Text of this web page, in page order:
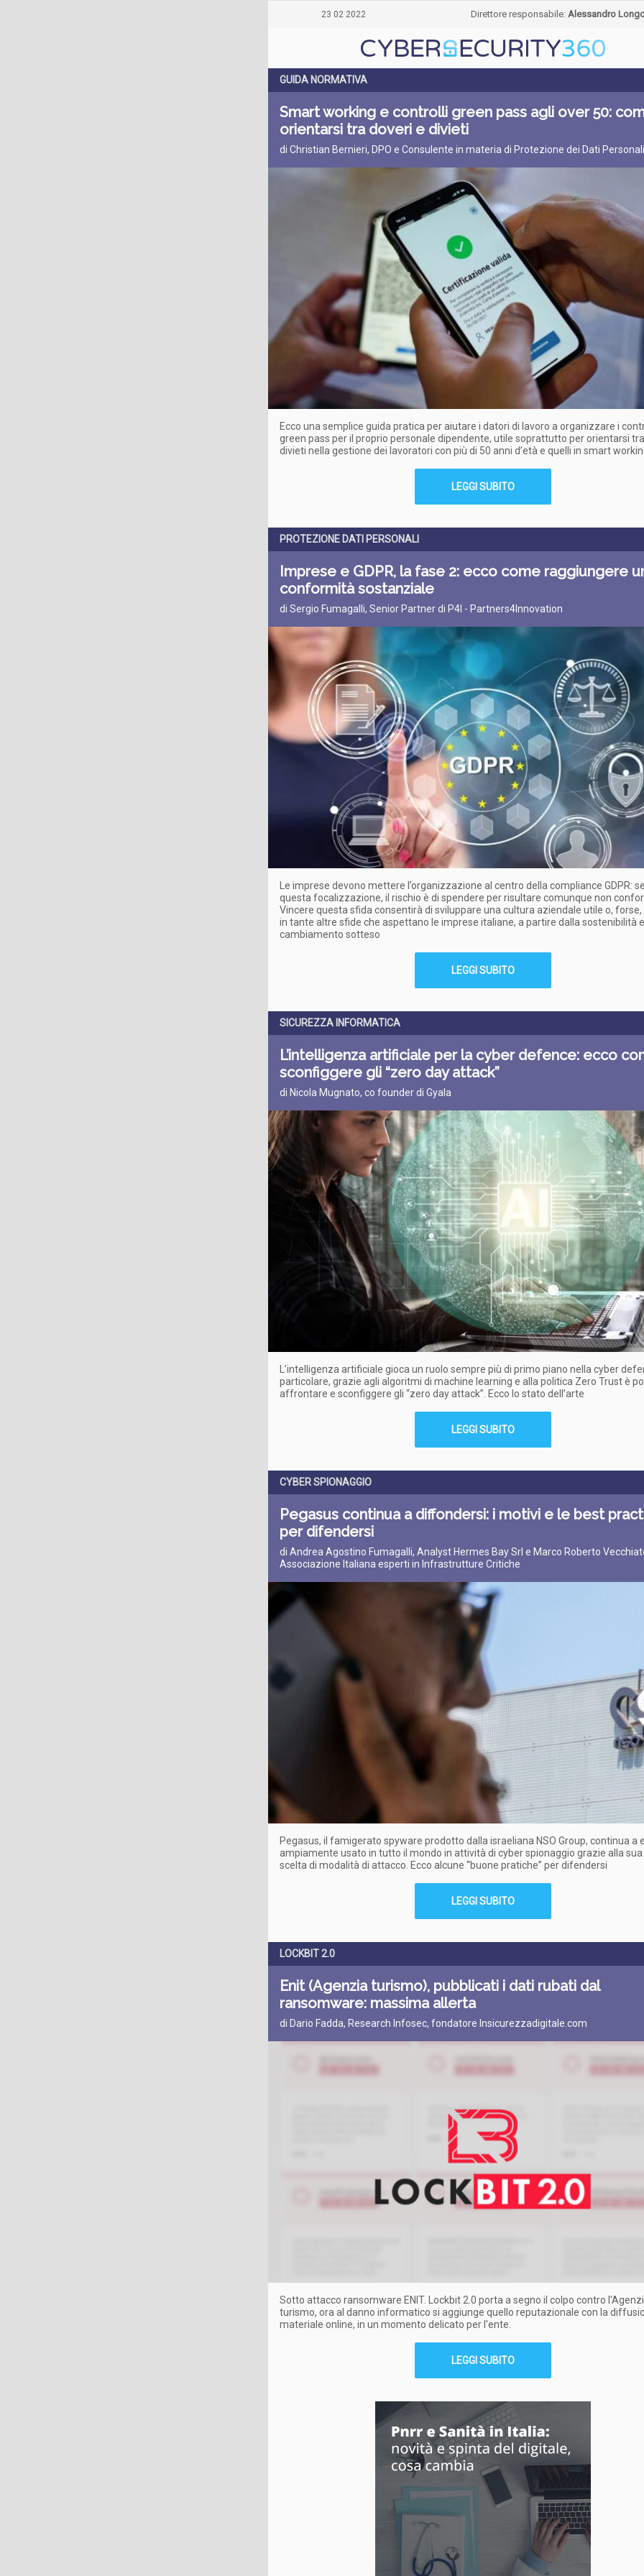
23 02 2022 Direttore responsabile: Alessandro
GUIDA NORMATIVA
Smart working e controlli green pass agli over 50:
orientarsi tra doveri e divieti
di Christian Bernieri, DPO e Consulente in materia di Protezione dei Dati Personali
Ecco una semplice guida pratica per aiutare i datori di lavoro a organizzare i
green pass per il proprio personale dipendente, utile soprattutto per orientarsi
divieti nella gestione dei lavoratori con più di 50 anni d’età e quelli in smart
LEGGI SUBITO
PROTEZIONE DATI PERSONALI
Imprese e GDPR, la fase 2: ecco come raggiungere
conformità sostanziale
di Sergio Fumagalli, Senior Partner di P4I - Partners4Innovation
Le imprese devono mettere l’organizzazione al centro della compliance GDPR:
questa focalizzazione, il rischio è di spendere per risultare comunque non
Vincere questa sfida consentirà di sviluppare una cultura aziendale utile o, forse,
in tante altre sfide che aspettano le imprese italiane, a partire dalla sostenibilità
cambiamento sotteso
LEGGI SUBITO
SICUREZZA INFORMATICA
L’intelligenza artificiale per la cyber defence: ecco
sconfiggere gli “zero day attack”
di Nicola Mugnato, co founder di Gyala
L’intelligenza artificiale gioca un ruolo sempre più di primo piano nella cyber
particolare, grazie agli algoritmi di machine learning e alla politica Zero Trust è
affrontare e sconfiggere gli “zero day attack”. Ecco lo stato dell’arte
LEGGI SUBITO
CYBER SPIONAGGIO
Pegasus continua a diffondersi: i motivi e le best
per difendersi
di Andrea Agostino Fumagalli, Analyst Hermes Bay Srl e Marco Roberto
Associazione Italiana esperti in Infrastrutture Critiche
Pegasus, il famigerato spyware prodotto dalla israeliana NSO Group, continua a
ampiamente usato in tutto il mondo in attività di cyber spionaggio grazie alla
scelta di modalità di attacco. Ecco alcune “buone pratiche” per difendersi
LEGGI SUBITO
LOCKBIT 2­.0
Enit (Agenzia turismo), pubblicati i dati rubati dal
ransomware: massima allerta
di Dario Fadda, Research Infosec, fondatore Insicurezzadigitale.com
Sotto attacco ransomware ENIT. Lockbit 2.0 porta a segno il colpo contro
turismo, ora al danno informatico si aggiunge quello reputazionale con la
materiale online, in un momento delicato per l'ente.
LEGGI SUBITO